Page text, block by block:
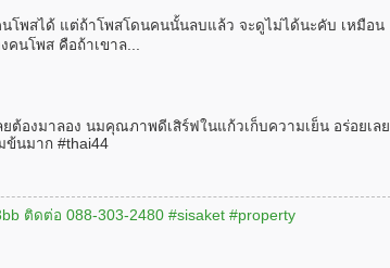
โพสได้ แต่ถ้าโพสโดนคนนั้นลบแล้ว จะดูไม่ได้นะคับ เหมือน
คนโพส คือถ้าเขาล...
ยต้องมาลอง นมคุณภาพดีเสิร์ฟในแก้วเก็บความเย็น อร่อยเลย
ข้นมาก #thai44
ติดต่อ 088-303-2480 #sisaket #property